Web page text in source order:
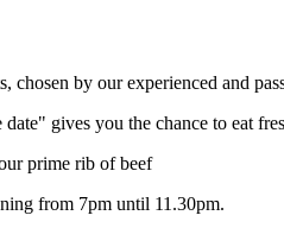
chosen by our experienced and
date" gives you the chance to eat
prime rib of beef
from 7pm until 11.30pm.